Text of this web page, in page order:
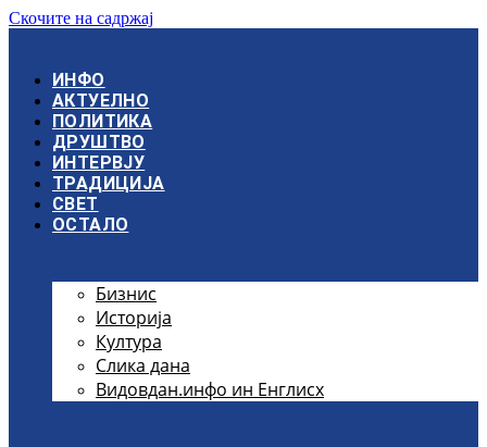
Скочите на садржај
ИНФО
АКТУЕЛНО
ПОЛИТИКА
ДРУШТВО
ИНТЕРВЈУ
ТРАДИЦИЈА
СВЕТ
ОСТАЛО
Бизнис
Историја
Култура
Слика дана
Видовдан.инфо ин Енглисх